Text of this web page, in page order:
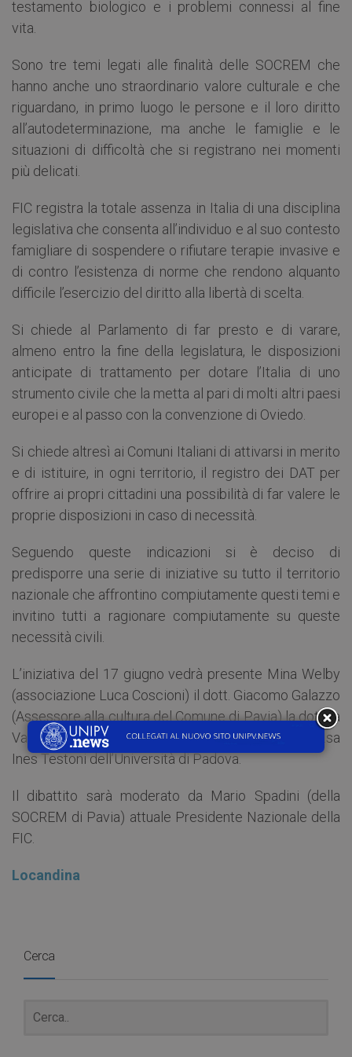
testamento biologico e i problemi connessi al fine
vita.
Sono tre temi legati alle finalità delle SOCREM che
hanno anche uno straordinario valore culturale e che
riguardano, in primo luogo le persone e il loro diritto
all’autodeterminazione, ma anche le famiglie e le
situazioni di difficoltà che si registrano nei momenti
più delicati.
FIC registra la totale assenza in Italia di una disciplina
legislativa che consenta all’individuo e al suo contesto
famigliare di sospendere o rifiutare terapie invasive e
di contro l’esistenza di norme che rendono alquanto
difficile l’esercizio del diritto alla libertà di scelta.
Si chiede al Parlamento di far presto e di varare,
almeno entro la fine della legislatura, le disposizioni
anticipate di trattamento per dotare l’Italia di uno
strumento civile che la metta al pari di molti altri paesi
europei e al passo con la convenzione di Oviedo.
Si chiede altresì ai Comuni Italiani di attivarsi in merito
e di istituire, in ogni territorio, il registro dei DAT per
offrire ai propri cittadini una possibilità di far valere le
proprie disposizioni in caso di necessità.
Seguendo queste indicazioni si è deciso di
predisporre una serie di iniziative su tutto il territorio
nazionale che affrontino compiutamente questi temi e
invitino tutti a ragionare compiutamente su queste
necessità civili.
L’iniziativa del 17 giugno vedrà presente Mina Welby
(associazione Luca Coscioni) il dott. Giacomo Galazzo
(Assessore alla cultura del Comune di Pavia) la dott.sa
Valeria Cappellato (Università di Torino) e la dott.sa
Ines Testoni dell’Università di Padova.
Il dibattito sarà moderato da Mario Spadini (della
SOCREM di Pavia) attuale Presidente Nazionale della
FIC.
Locandina
Cerca